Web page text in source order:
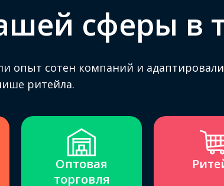
сферы в
опыт сотен компаний и адаптировали
ритейла.
Оптовая
торговля